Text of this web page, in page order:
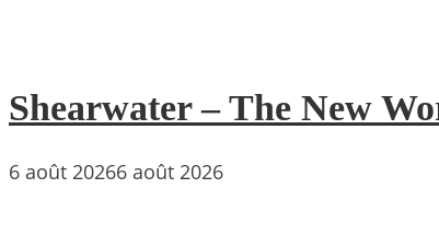
Shearwater – The New
6 août 20266 août 2026